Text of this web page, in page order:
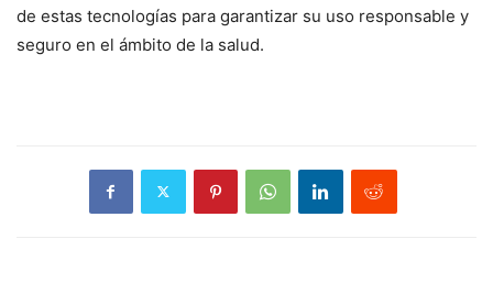
de estas tecnologías para garantizar su uso responsable y
seguro en el ámbito de la salud.